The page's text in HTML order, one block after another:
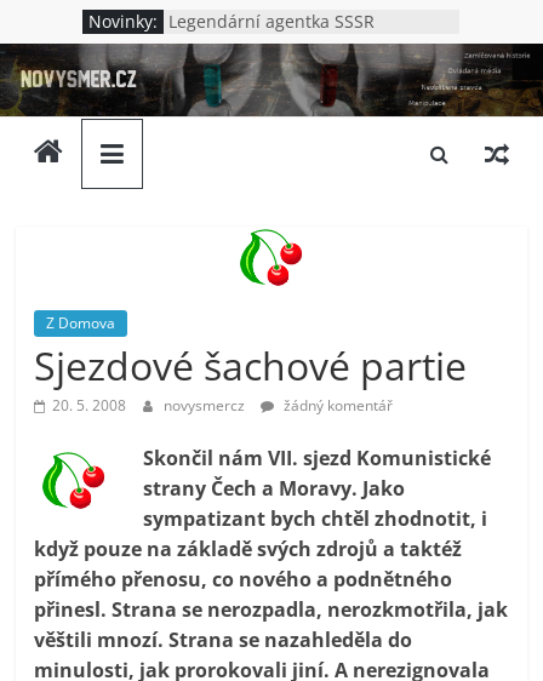
Přeskočit
na
obsah
Novinky: Legendární agentka SSSR
Jak to bylo v Oděse
Nová Chatyň – jak to bylo s
masakrem v Oděse
Lenin – německý špión?
novysmer.cz
Zamlčovaná
historie,
neoblíbená
upadající
morálka.
Ptáme
komu
prospívá?
Z Domova
Sjezdové šachové partie
20. 5. 2008 novysmercz žádný komentář
Skončil nám VII. sjezd Komunistické
strany Čech a Moravy. Jako
sympatizant bych chtěl zhodnotit, i
když pouze na základě svých zdrojů a taktéž
přímého přenosu, co nového a podnětného
přinesl. Strana se nerozpadla, nerozkmotřila, jak
věštili mnozí. Strana se nazahleděla do
minulosti, jak prorokovali jiní. A nerezignovala